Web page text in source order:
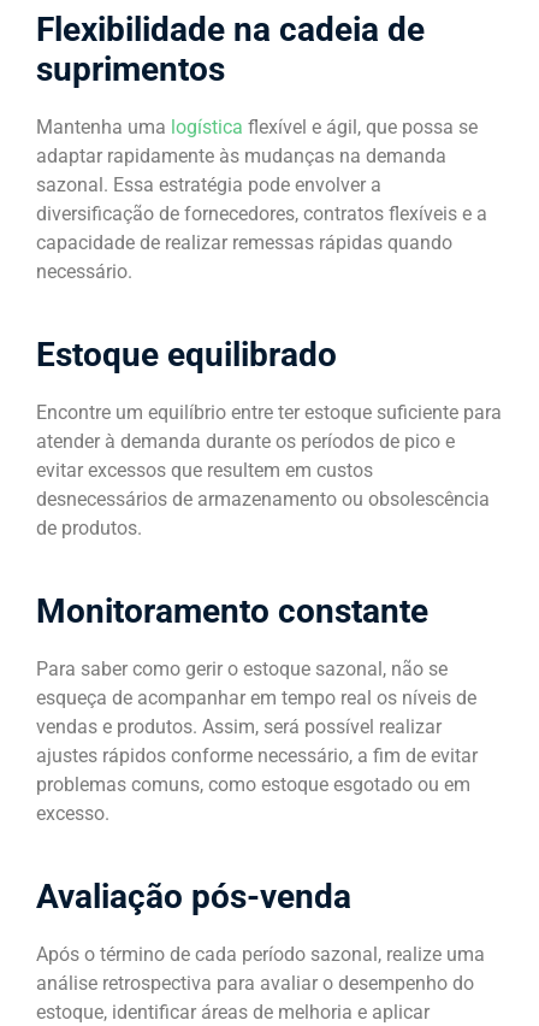
Flexibilidade na cadeia de
suprimentos
Mantenha uma logística flexível e ágil, que possa se
adaptar rapidamente às mudanças na demanda
sazonal. Essa estratégia pode envolver a
diversificação de fornecedores, contratos flexíveis e a
capacidade de realizar remessas rápidas quando
necessário.
Estoque equilibrado
Encontre um equilíbrio entre ter estoque suficiente para
atender à demanda durante os períodos de pico e
evitar excessos que resultem em custos
desnecessários de armazenamento ou obsolescência
de produtos.
Monitoramento constante
Para saber como gerir o estoque sazonal, não se
esqueça de acompanhar em tempo real os níveis de
vendas e produtos. Assim, será possível realizar
ajustes rápidos conforme necessário, a fim de evitar
problemas comuns, como estoque esgotado ou em
excesso.
Avaliação pós-venda
Após o término de cada período sazonal, realize uma
análise retrospectiva para avaliar o desempenho do
estoque, identificar áreas de melhoria e aplicar